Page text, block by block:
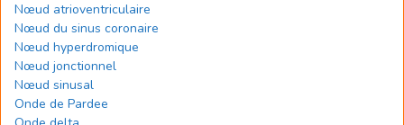
Nœud atrioventriculaire
Nœud du sinus coronaire
Nœud hyperdromique
Nœud jonctionnel
Nœud sinusal
Onde de Pardee